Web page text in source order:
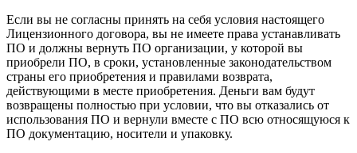
Если вы не согласны принять на себя условия настоящего
Лицензионного договора, вы не имеете права устанавливать
ПО и должны вернуть ПО организации, у которой вы
приобрели ПО, в сроки, установленные законодательством
страны его приобретения и правилами возврата,
действующими в месте приобретения. Деньги вам будут
возвращены полностью при условии, что вы отказались от
использования ПО и вернули вместе с ПО всю относящуюся к
ПО документацию, носители и упаковку.